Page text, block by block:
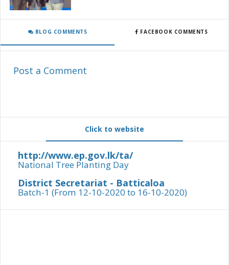
BLOG COMMENTS FACEBOOK COMMENTS
Post a Comment
Click to website
http://www.ep.gov.lk/ta/
National Tree Planting Day
District Secretariat - Batticaloa
Batch-1 (From 12-10-2020 to 16-10-2020)